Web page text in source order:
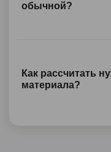
обычной?
Как рассчитать
материала?